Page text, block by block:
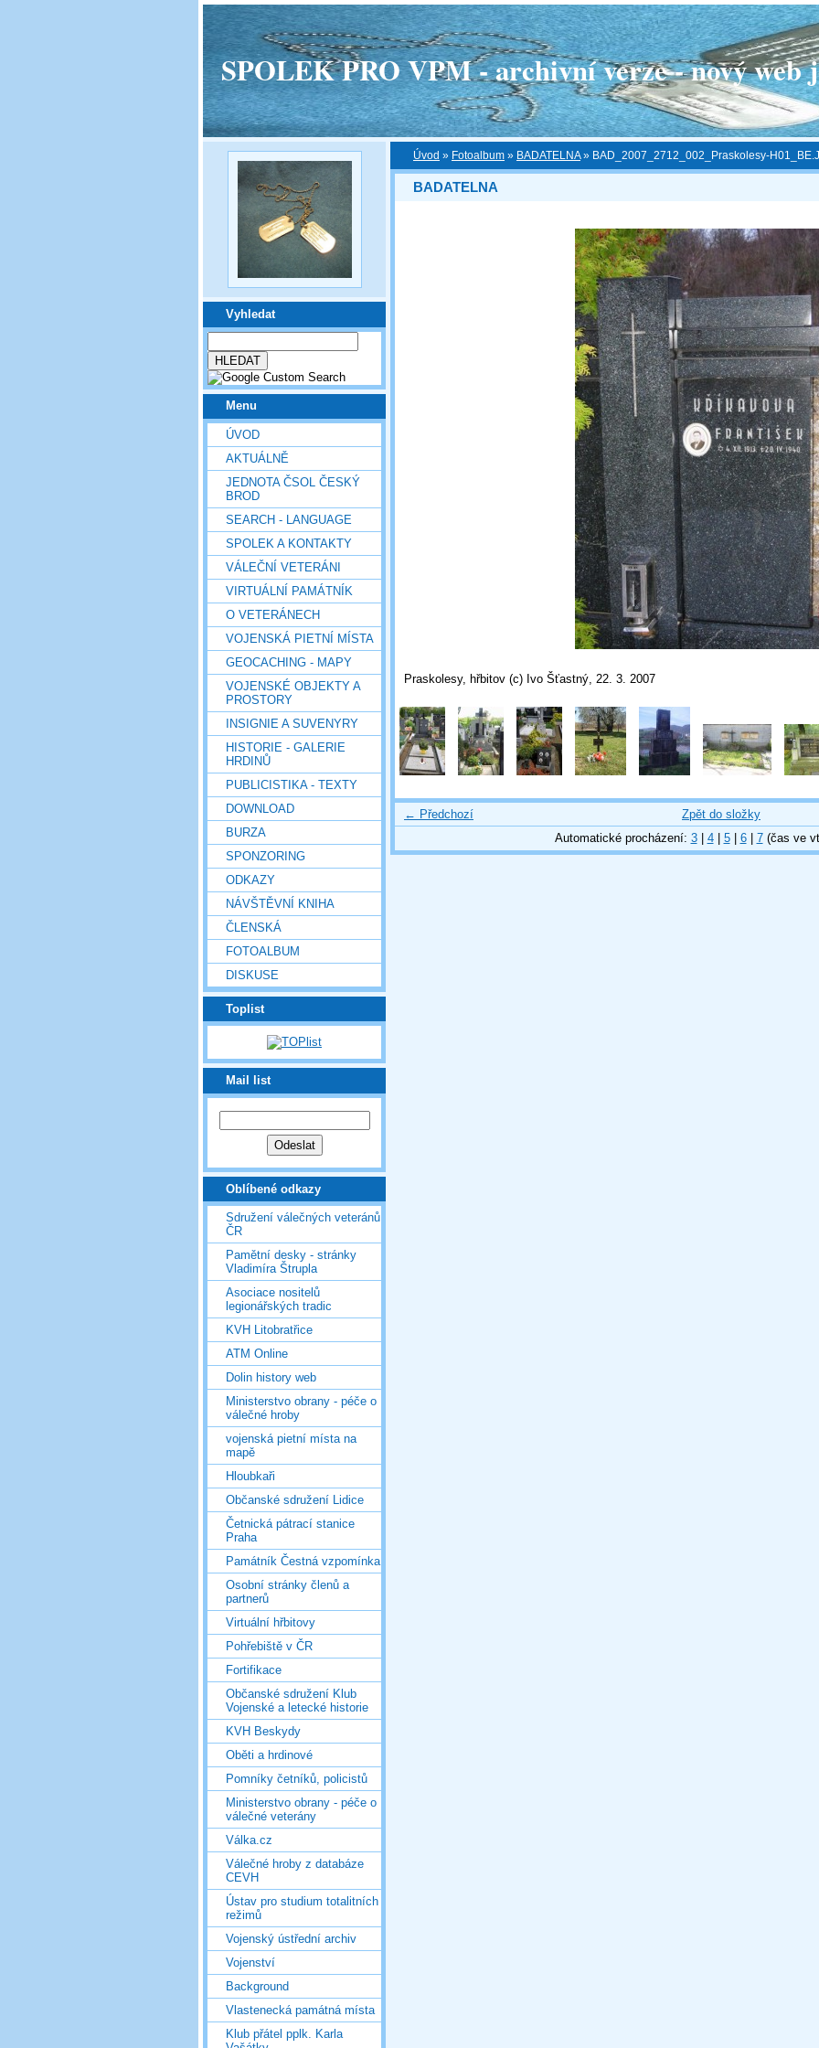
SPOLEK PRO VPM - archivní verze - nový web
Vyhledat
Menu
ÚVOD
AKTUÁLNĚ
JEDNOTA ČSOL ČESKÝ
BROD
SEARCH - LANGUAGE
SPOLEK A KONTAKTY
VÁLEČNÍ VETERÁNI
VIRTUÁLNÍ PAMÁTNÍK
O VETERÁNECH
VOJENSKÁ PIETNÍ MÍSTA
GEOCACHING - MAPY
VOJENSKÉ OBJEKTY A
PROSTORY
INSIGNIE A SUVENYRY
HISTORIE - GALERIE
HRDINŮ
PUBLICISTIKA - TEXTY
DOWNLOAD
BURZA
SPONZORING
ODKAZY
NÁVŠTĚVNÍ KNIHA
ČLENSKÁ
FOTOALBUM
DISKUSE
Toplist
Mail list
Oblíbené odkazy
Sdružení válečných veteránů
ČR
Pamětní desky - stránky
Vladimíra Štrupla
Asociace nositelů
legionářských tradic
KVH Litobratřice
ATM Online
Dolin history web
Ministerstvo obrany - péče o
válečné hroby
vojenská pietní místa na
mapě
Hloubkaři
Občanské sdružení Lidice
Četnická pátrací stanice
Praha
Památník Čestná vzpomínka
Osobní stránky členů a
partnerů
Virtuální hřbitovy
Pohřebiště v ČR
Fortifikace
Občanské sdružení Klub
Vojenské a letecké historie
KVH Beskydy
Oběti a hrdinové
Pomníky četníků, policistů
Ministerstvo obrany - péče o
válečné veterány
Válka.cz
Válečné hroby z databáze
CEVH
Ústav pro studium totalitních
režimů
Vojenský ústřední archiv
Vojenství
Background
Vlastenecká památná místa
Klub přátel pplk. Karla
Úvod » Fotoalbum » BADATELNA» BAD_2007_2712_002_Praskolesy-
BADATELNA
Praskolesy, hřbitov (c) Ivo Šťastný, 22. 3. 2007
← Předchozí
Zpět do složky
Automatické procházení: 3| 4| 5| 6| 7(čas ve